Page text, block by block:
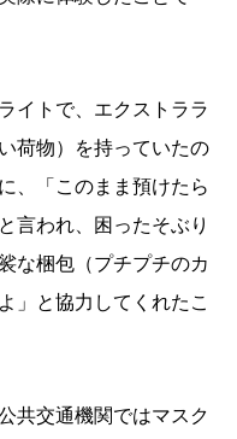
イトで、エクストララ
荷物）を持っていたの
、「このまま預けたら
言われ、困ったそぶり
な梱包（プチプチのカ
」と協力してくれたこ
共交通機関ではマスク